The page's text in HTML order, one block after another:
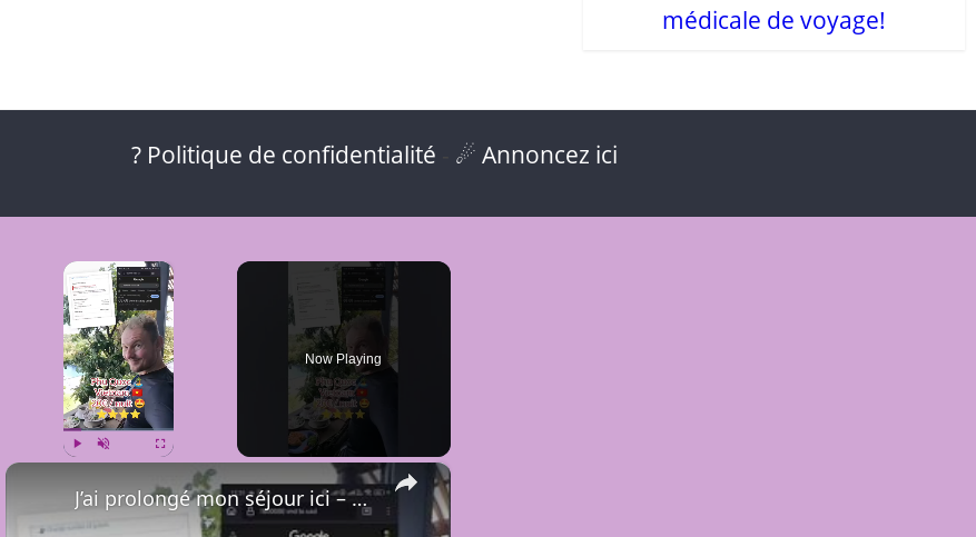
médicale de voyage!
? Politique de confidentialité ☄ Annoncez ici
×
Now Playing
×
J’ai prolongé mon séjour ici – Tom Hill Resort & Spa à Phu Quoc 🏝️